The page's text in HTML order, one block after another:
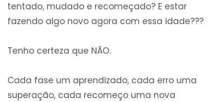
tentado, mudado e recomeçado? E estar
fazendo algo novo agora com essa idade???
Tenho certeza que NÃO.
Cada fase um aprendizado, cada erro uma
superação, cada recomeço uma nova